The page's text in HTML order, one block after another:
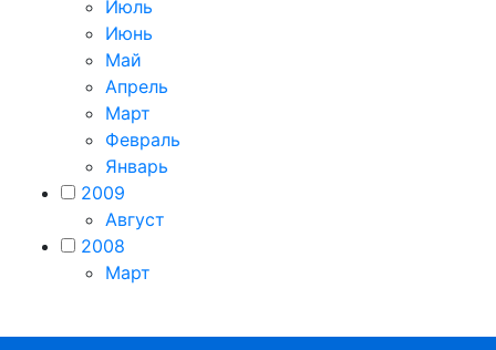
Июль
Июнь
Май
Апрель
Март
Февраль
Январь
2009
Август
2008
Март